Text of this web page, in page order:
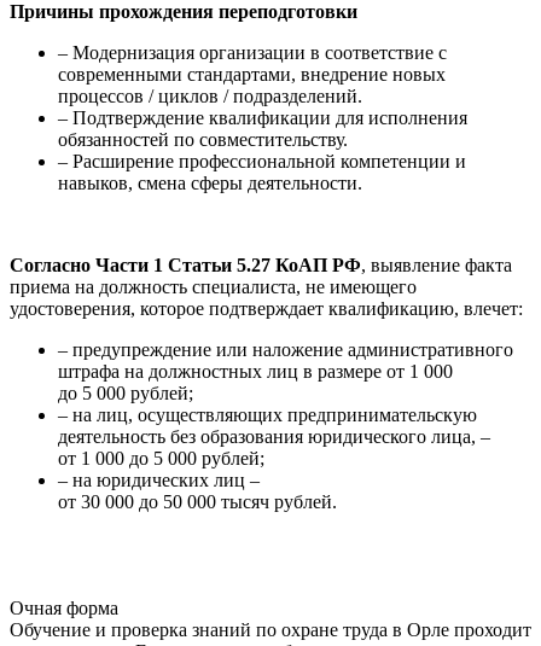
Причины прохождения переподготовки
– Модернизация организации в соответствие с
современными стандартами, внедрение новых
процессов / циклов / подразделений.
– Подтверждение квалификации для исполнения
обязанностей по совместительству.
– Расширение профессиональной компетенции и
навыков, смена сферы деятельности.
Согласно Части 1 Статьи 5.27 КоАП РФ, выявление факта
приема на должность специалиста, не имеющего
удостоверения, которое подтверждает квалификацию, влечет:
– предупреждение или наложение административного
штрафа на должностных лиц в размере от 1 000
до 5 000 рублей;
– на лиц, осуществляющих предпринимательскую
деятельность без образования юридического лица, –
от 1 000 до 5 000 рублей;
– на юридических лиц –
от 30 000 до 50 000 тысяч рублей.
Очная форма
Обучение и проверка знаний по охране труда в Орле проходит